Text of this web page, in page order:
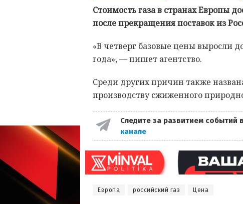
Стоимость газа в странах Европы
после прекращения поставок из
«В четверг базовые цены выросли
года», — пишет агентство.
Среди других причин также
производству сжиженного
Следите за развитием событий
канале
Европа российский газ Цена